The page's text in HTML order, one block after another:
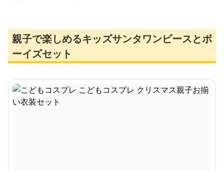
親子で楽しめるキッズサンタワンピースとボ
ーイズセット